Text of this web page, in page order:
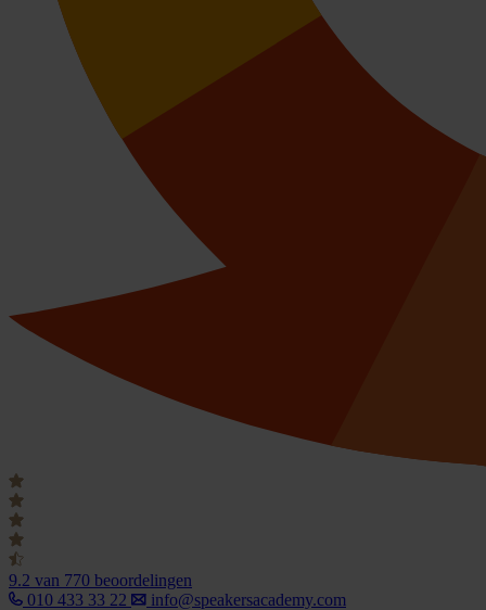
9.2 van 770 beoordelingen
010 433 33 22
info@speakersacademy.com